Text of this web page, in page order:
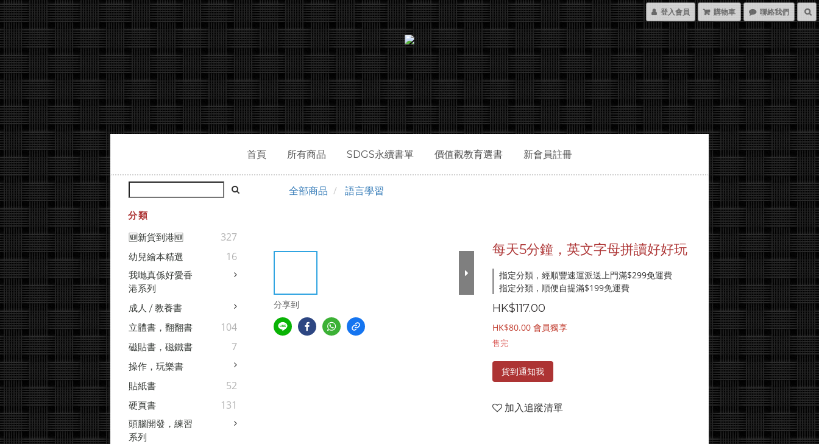
登入會員 購物車 聯絡我們
首頁 所有商品 SDGS永續書單 價值觀教育選書 新會員註冊
分類
🆕新貨到港🆕
327
幼兒繪本精選 16
我哋真係好愛香
港系列
成人 / 教養書
立體書，翻翻書
104
磁貼書，磁鐵書 7
操作，玩樂書
貼紙書
52
硬頁書 131
頭腦開發，練習
系列
全部商品 語言學習
分享到
每天5分鐘，英文字母拼讀好好玩
指定分類，經順豐速運派送上門滿$299免運費
指定分類，順便自提滿$199免運費
HK$117.00
HK$80.00 會員獨享
售完
貨到通知我
加入追蹤清單